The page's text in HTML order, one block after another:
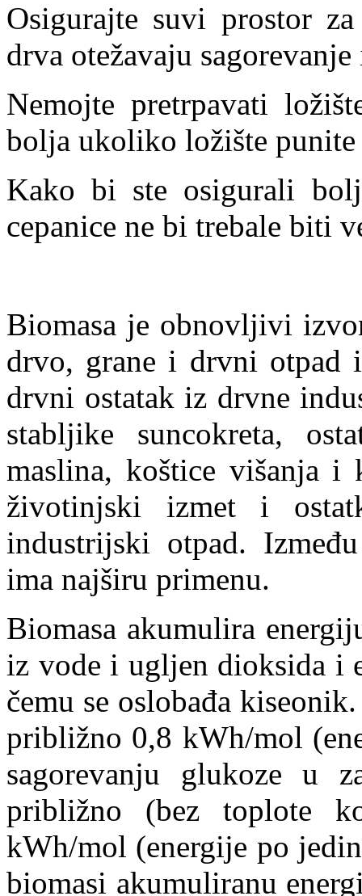
Osigurajte suvi prostor
drva otežavaju
Nemojte pretrpavati
bolja ukoliko ložište
Kako bi ste osigurali
cepanice ne bi trebale biti
Biomasa je obnovljivi
drvo, grane i drvni otpad
drvni ostatak iz drvne
stabljike suncokreta,
maslina, koštice višanja
životinjski izmet i
industrijski otpad.
ima najširu primenu.
Biomasa akumulira
iz vode i ugljen dioksida i
čemu se oslobađa
približno 0,8 kWh/mol
sagorevanju glukoze u
približno (bez toplote
kWh/mol (energije po
biomasi akumuliranu